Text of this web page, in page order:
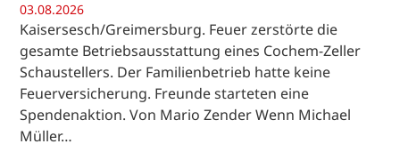
03.08.2026
Kaisersesch/Greimersburg. Feuer zerstörte die
gesamte Betriebsausstattung eines Cochem-Zeller
Schaustellers. Der Familienbetrieb hatte keine
Feuerversicherung. Freunde starteten eine
Spendenaktion. Von Mario Zender Wenn Michael
Müller…